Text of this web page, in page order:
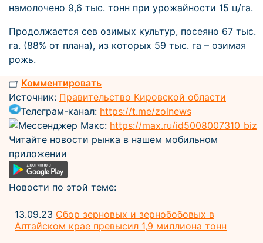
намолочено 9,6 тыс. тонн при урожайности 15 ц/га.
Продолжается сев озимых культур, посеяно 67 тыс.
га. (88% от плана), из которых 59 тыс. га – озимая
рожь.
Комментировать
Источник: Правительство Кировской области
Телеграм-канал: https://t.me/zolnews
Мессенджер Макс: https://max.ru/id5008007310_biz
Читайте новости рынка в нашем мобильном
приложении
Новости по этой теме:
13.09.23 Сбор зерновых и зернобобовых в
Алтайском крае превысил 1,9 миллиона тонн